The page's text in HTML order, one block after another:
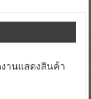
านแสดงสินค้า